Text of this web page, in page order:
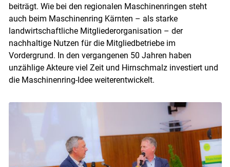
beiträgt. Wie bei den regionalen Maschinenringen steht
auch beim Maschinenring Kärnten – als starke
landwirtschaftliche Mitgliederorganisation – der
nachhaltige Nutzen für die Mitgliedbetriebe im
Vordergrund. In den vergangenen 50 Jahren haben
unzählige Akteure viel Zeit und Hirnschmalz investiert und
die Maschinenring-Idee weiterentwickelt.